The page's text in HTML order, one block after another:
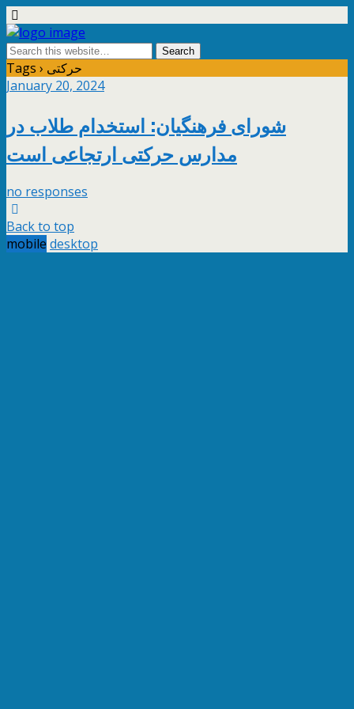
Tags › حرکتی
January 20, 2024
شورای فرهنگیان: استخدام طلاب در
مدارس حرکتی ارتجاعی است
no responses
Back to top
mobile desktop